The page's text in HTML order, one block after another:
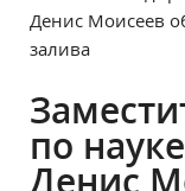
Денис Моисеев
залива
по
Денис